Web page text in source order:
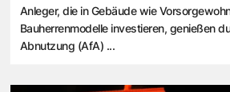
Anleger, die in Gebäude wie
Bauherrenmodelle investieren, genießen
Abnutzung (AfA) ...